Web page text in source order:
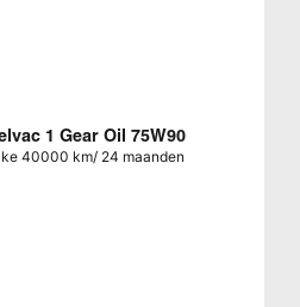
1 Gear Oil 75W90
40000 km/ 24 maanden